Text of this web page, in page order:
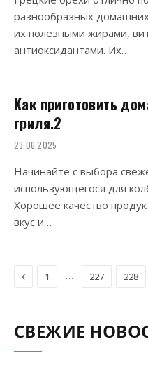
разнообразных
их полезными жирами,
антиоксидантами. Их…
Как приготовить
гриля.2
23.06.2025
Начинайте с выбора
использующегося для
Хорошее качество
вкус и…
Previous
1 … 227 228
СВЕЖИЕ